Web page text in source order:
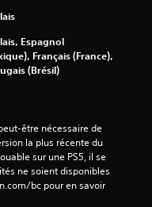
Espagnol
Français (France),
(Brésil)
être nécessaire de
la plus récente du
sur une PS5, il se
ne soient disponibles
bc pour en savoir